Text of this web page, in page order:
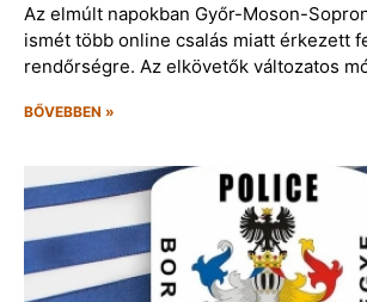
Az elmúlt napokban Győr-Moson-
ismét több online csalás miatt érkezett
rendőrségre. Az elkövetők változatos
BŐVEBBEN »